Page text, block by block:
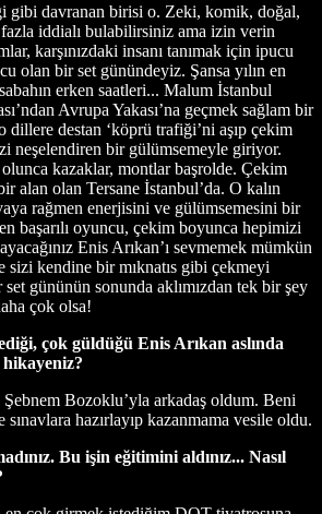
gibi davranan birisi o. Zeki, komik, doğal,
iddialı bulabilirsiniz ama izin verin
karşınızdaki insanı tanımak için ipucu
olan bir set günündeyiz. Şansa yılın en
erken saatleri... Malum İstanbul
Avrupa Yakası’na geçmek sağlam bir
dillere destan ‘köprü trafiği’ni aşıp çekim
neşelendiren bir gülümsemeyle giriyor.
kazaklar, montlar başrolde. Çekim
alan olan Tersane İstanbul’da. O kalın
rağmen enerjisini ve gülümsemesini bir
başarılı oyuncu, çekim boyunca hepimizi
Enis Arıkan’ı sevmemek mümkün
kendine bir mıknatıs gibi çekmeyi
gününün sonunda aklımızdan tek bir şey
çok olsa!
çok güldüğü Enis Arıkan aslında
hikayeniz?
Bozoklu’yla arkadaş oldum. Beni
hazırlayıp kazanmama vesile oldu.
Bu işin eğitimini aldınız... Nasıl